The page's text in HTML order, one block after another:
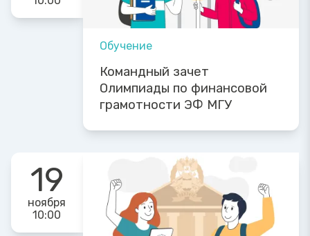
Обучение
Командный зачет
Олимпиады по финансовой
грамотности ЭФ МГУ
19
ноября
10:00